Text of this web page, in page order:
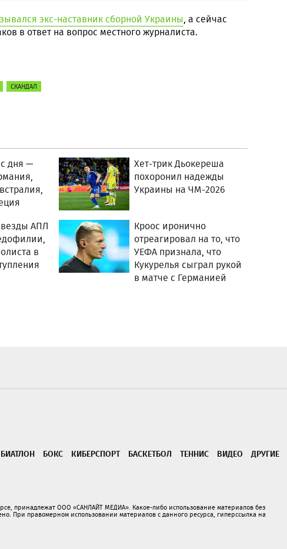
экс-наставник сборной Украины, а сейчас
в ответ на вопрос местного журналиста.
СКАНДАЛ
дня —
Хет-трик Дьокереша
похоронил надежды
Украины на ЧМ-2026
АПЛ
в
Кроос иронично
отреагировал на то, что
УЕФА признала, что
Кукурелья сыграл рукой
в матче с Германией
БИАТЛОН БОКС КИБЕРСПОРТ БАСКЕТБОЛ ТЕННИС ВИДЕО ДРУГИЕ
принадлежат ООО «САНЛАЙТ МЕДИА». Какое-либо использование материалов без
При правомерном использовании материалов с данного ресурса, гиперссылка на